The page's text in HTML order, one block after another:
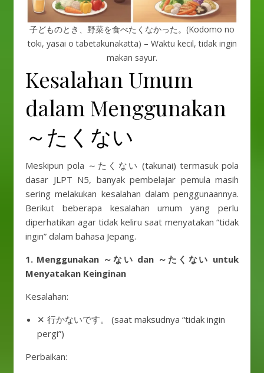
子どものとき、野菜を食べたくなかった。(Kodomo no
toki, yasai o tabetakunakatta) – Waktu kecil, tidak ingin
makan sayur.
Kesalahan Umum
dalam Menggunakan
～たくない
Meskipun pola ～たくない (takunai) termasuk pola
dasar JLPT N5, banyak pembelajar pemula masih
sering melakukan kesalahan dalam penggunaannya.
Berikut beberapa kesalahan umum yang perlu
diperhatikan agar tidak keliru saat menyatakan “tidak
ingin” dalam bahasa Jepang.
1. Menggunakan ～ない dan ～たくない untuk
Menyatakan Keinginan
Kesalahan:
✕ 行かないです。 (saat maksudnya “tidak ingin
pergi”)
Perbaikan: